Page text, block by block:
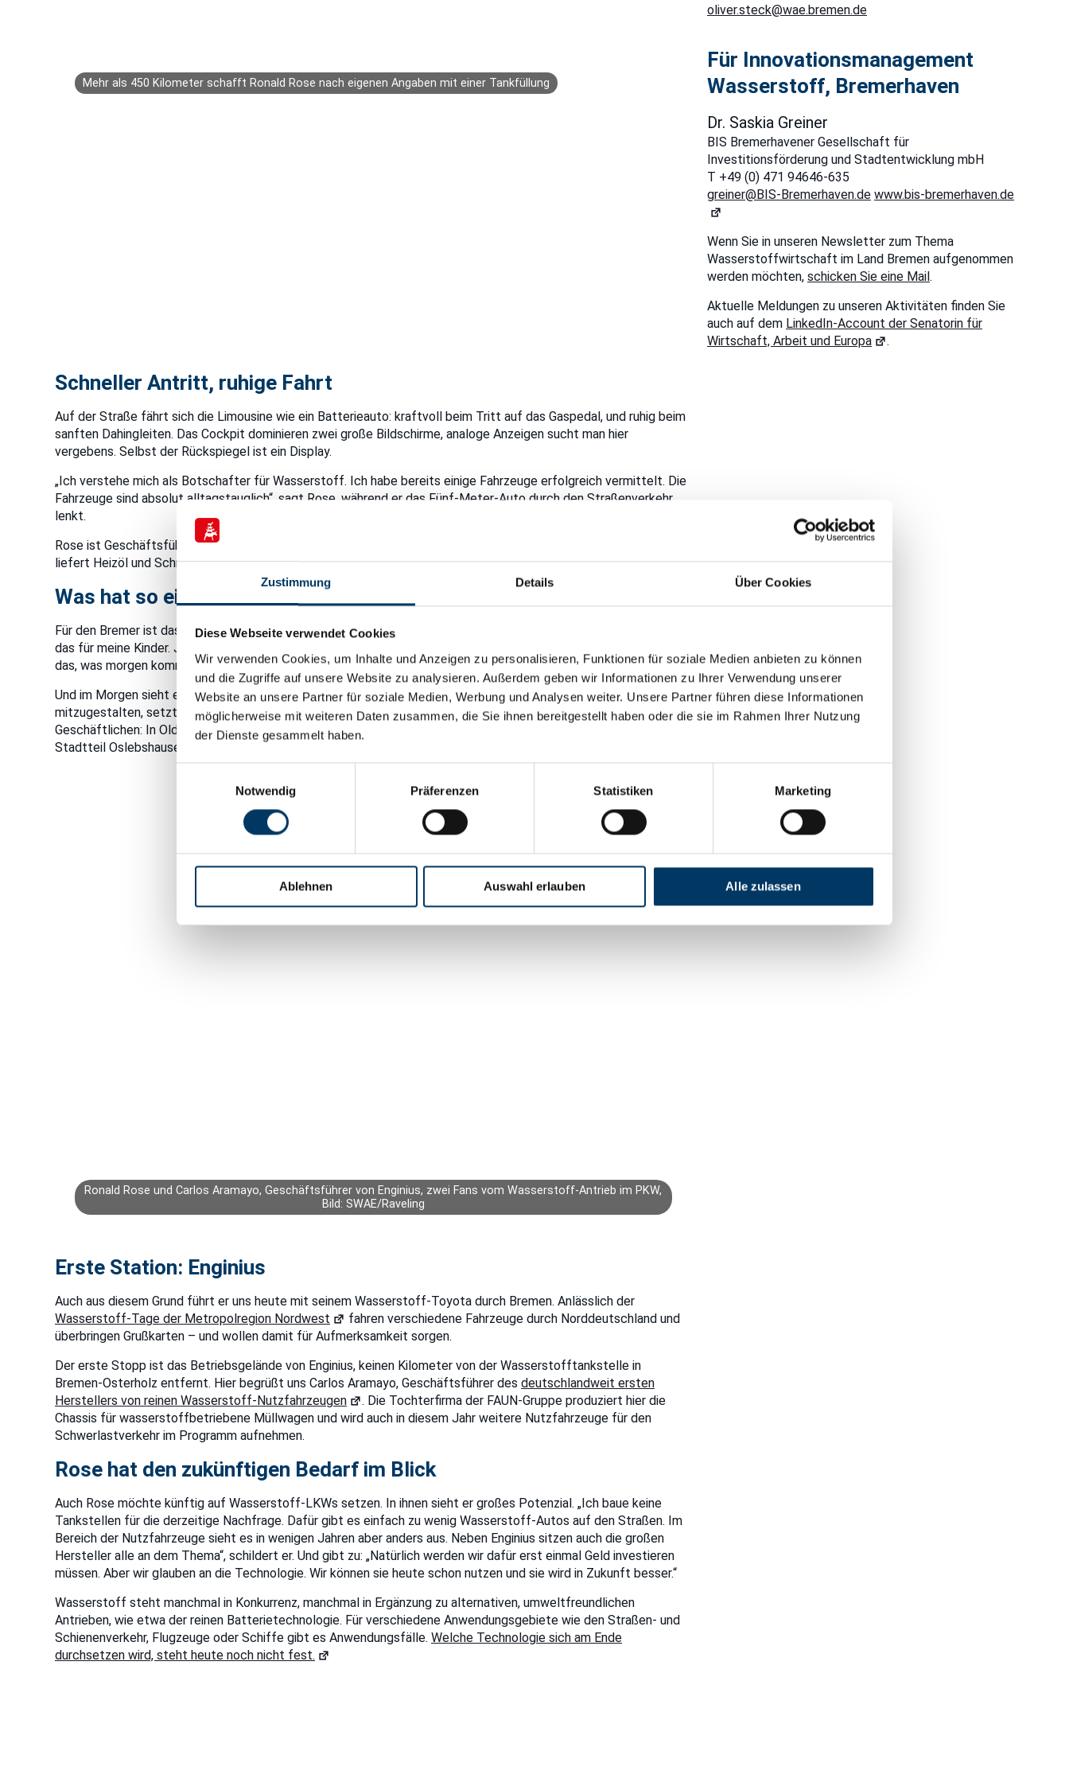
Zustimmung Details Über Cookies
Diese Webseite verwendet Cookies
Wir verwenden Cookies, um Inhalte und Anzeigen zu personalisieren, Funktionen für soziale Medien anbieten zu können
und die Zugriffe auf unsere Website zu analysieren. Außerdem geben wir Informationen zu Ihrer Verwendung unserer
Website an unsere Partner für soziale Medien, Werbung und Analysen weiter. Unsere Partner führen diese Informationen
möglicherweise mit weiteren Daten zusammen, die Sie ihnen bereitgestellt haben oder die sie im Rahmen Ihrer Nutzung
der Dienste gesammelt haben.
Notwendig
Präferenzen Statistiken Marketing
Ablehnen Auswahl erlauben Alle zulassen
Mehr als 450 Kilometer schafft Ronald Rose nach eigenen Angaben mit einer Tankfüllung
Schneller Antritt, ruhige Fahrt
Auf der Straße fährt sich die Limousine wie ein Batterieauto: kraftvoll beim Tritt auf das Gaspedal, und ruhig beim
sanften Dahingleiten. Das Cockpit dominieren zwei große Bildschirme, analoge Anzeigen sucht man hier
vergebens. Selbst der Rückspiegel ist ein Display.
„Ich verstehe mich als Botschafter für Wasserstoff. Ich habe bereits einige Fahrzeuge erfolgreich vermittelt. Die
Fahrzeuge sind absolut alltagstauglich“, sagt Rose, während er das Fünf-Meter-Auto durch den Straßenverkehr
lenkt.
Rose ist Geschäftsführer des
liefert Heizöl und Schmierstoffe an den Großhandel. Eigentlich sind fossile Brennstoffe sein Metier.
Was hat so einer mit Wasserstoff am Hut?
Für den Bremer ist das Fahren mit Wasserstoff aber ein Herzensprojekt und Zukunftsvision zu gleich. „Ich mach
das für meine Kinder. Junge Menschen haben ein Recht auf Zukunft und ich bin einer, der nach vorne denkt. An
das, was morgen kommt“, so der 58-Jährige.
Und im Morgen sieht er den Wasserstoff als einen zentralen Energieträger der Energiewende. Um diese Zukunft
mitzugestalten, setzt er heute schon auf Wasserstoff. Nicht nur in seinem Alltag, sondern auch im
Geschäftlichen: In Oldenburg betreibt er bereits eine Wasserstoff-Zapfsäule, in Cuxhaven und im Bremer
Stadtteil Oslebshausen sollen weitere hinzukommen.
Ronald Rose und Carlos Aramayo, Geschäftsführer von Enginius, zwei Fans vom Wasserstoff-Antrieb im PKW,
Bild: SWAE/Raveling
Erste Station: Enginius
Auch aus diesem Grund führt er uns heute mit seinem Wasserstoff-Toyota durch Bremen. Anlässlich der
Wasserstoff-Tage der Metropolregion Nordwest
fahren verschiedene Fahrzeuge durch Norddeutschland und
überbringen Grußkarten – und wollen damit für Aufmerksamkeit sorgen.
Der erste Stopp ist das Betriebsgelände von Enginius, keinen Kilometer von der Wasserstofftankstelle in
Bremen-Osterholz entfernt. Hier begrüßt uns Carlos Aramayo, Geschäftsführer des deutschlandweit ersten
Herstellers von reinen Wasserstoff-Nutzfahrzeugen
. Die Tochterfirma der FAUN-Gruppe produziert hier die
Chassis für wasserstoffbetriebene Müllwagen und wird auch in diesem Jahr weitere Nutzfahrzeuge für den
Schwerlastverkehr im Programm aufnehmen.
Rose hat den zukünftigen Bedarf im Blick
Auch Rose möchte künftig auf Wasserstoff-LKWs setzen. In ihnen sieht er großes Potenzial. „Ich baue keine
Tankstellen für die derzeitige Nachfrage. Dafür gibt es einfach zu wenig Wasserstoff-Autos auf den Straßen. Im
Bereich der Nutzfahrzeuge sieht es in wenigen Jahren aber anders aus. Neben Enginius sitzen auch die großen
Hersteller alle an dem Thema“, schildert er. Und gibt zu: „Natürlich werden wir dafür erst einmal Geld investieren
müssen. Aber wir glauben an die Technologie. Wir können sie heute schon nutzen und sie wird in Zukunft besser.“
Wasserstoff steht manchmal in Konkurrenz, manchmal in Ergänzung zu alternativen, umweltfreundlichen
Antrieben, wie etwa der reinen Batterietechnologie. Für verschiedene Anwendungsgebiete wie den Straßen- und
Schienenverkehr, Flugzeuge oder Schiffe gibt es Anwendungsfälle. Welche Technologie sich am Ende
durchsetzen wird, steht heute noch nicht fest.
oliver.steck@wae.bremen.de
Für Innovationsmanagement
Wasserstoff, Bremerhaven
Dr. Saskia Greiner
BIS Bremerhavener Gesellschaft für
Investitionsförderung und Stadtentwicklung mbH
T +49 (0) 471 94646-635
greiner@BIS-Bremerhaven.de www.bis-bremerhaven.de
Wenn Sie in unseren Newsletter zum Thema
Wasserstoffwirtschaft im Land Bremen aufgenommen
werden möchten, schicken Sie eine Mail.
Aktuelle Meldungen zu unseren Aktivitäten finden Sie
auch auf dem LinkedIn-Account der Senatorin für
Wirtschaft, Arbeit und Europa
.